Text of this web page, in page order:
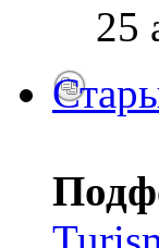
25